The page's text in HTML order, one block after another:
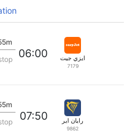
ايزي جيت
7179
06:00
رايان اير
9862
07:50